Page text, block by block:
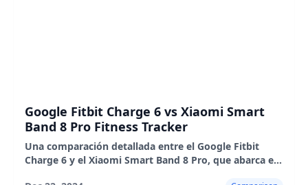
Google Fitbit Charge 6 vs Xiaomi Smart
Band 8 Pro Fitness Tracker
Una comparación detallada entre el Google Fitbit
Charge 6 y el Xiaomi Smart Band 8 Pro, que abarca el